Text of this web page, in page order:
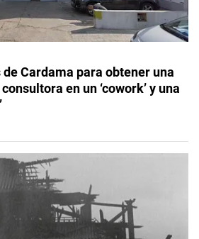
Cardama para obtener una
en un ‘cowork’ y una